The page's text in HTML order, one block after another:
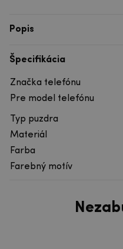
Popis
Špecifikácia
Značka telefónu
Pre model telefónu
Typ puzdra
Materiál
Farba
Farebný motív